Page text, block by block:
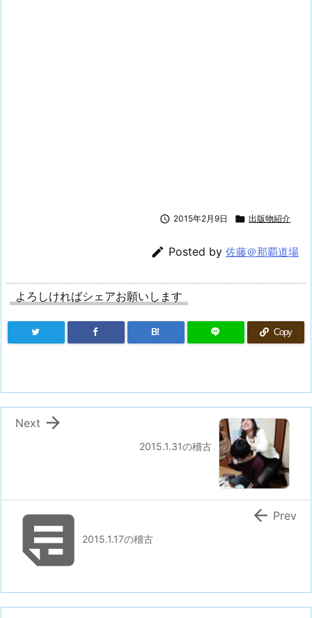
 2015年2月9日  出版物紹介
 Posted by 佐藤＠那覇道場
よろしければシェアお願いします
B! Copy
2015.1.31の稽古

Next
2015.1.17の稽古
 Prev